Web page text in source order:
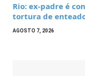
Rio: ex-padre é
tortura de
AGOSTO 7, 2026